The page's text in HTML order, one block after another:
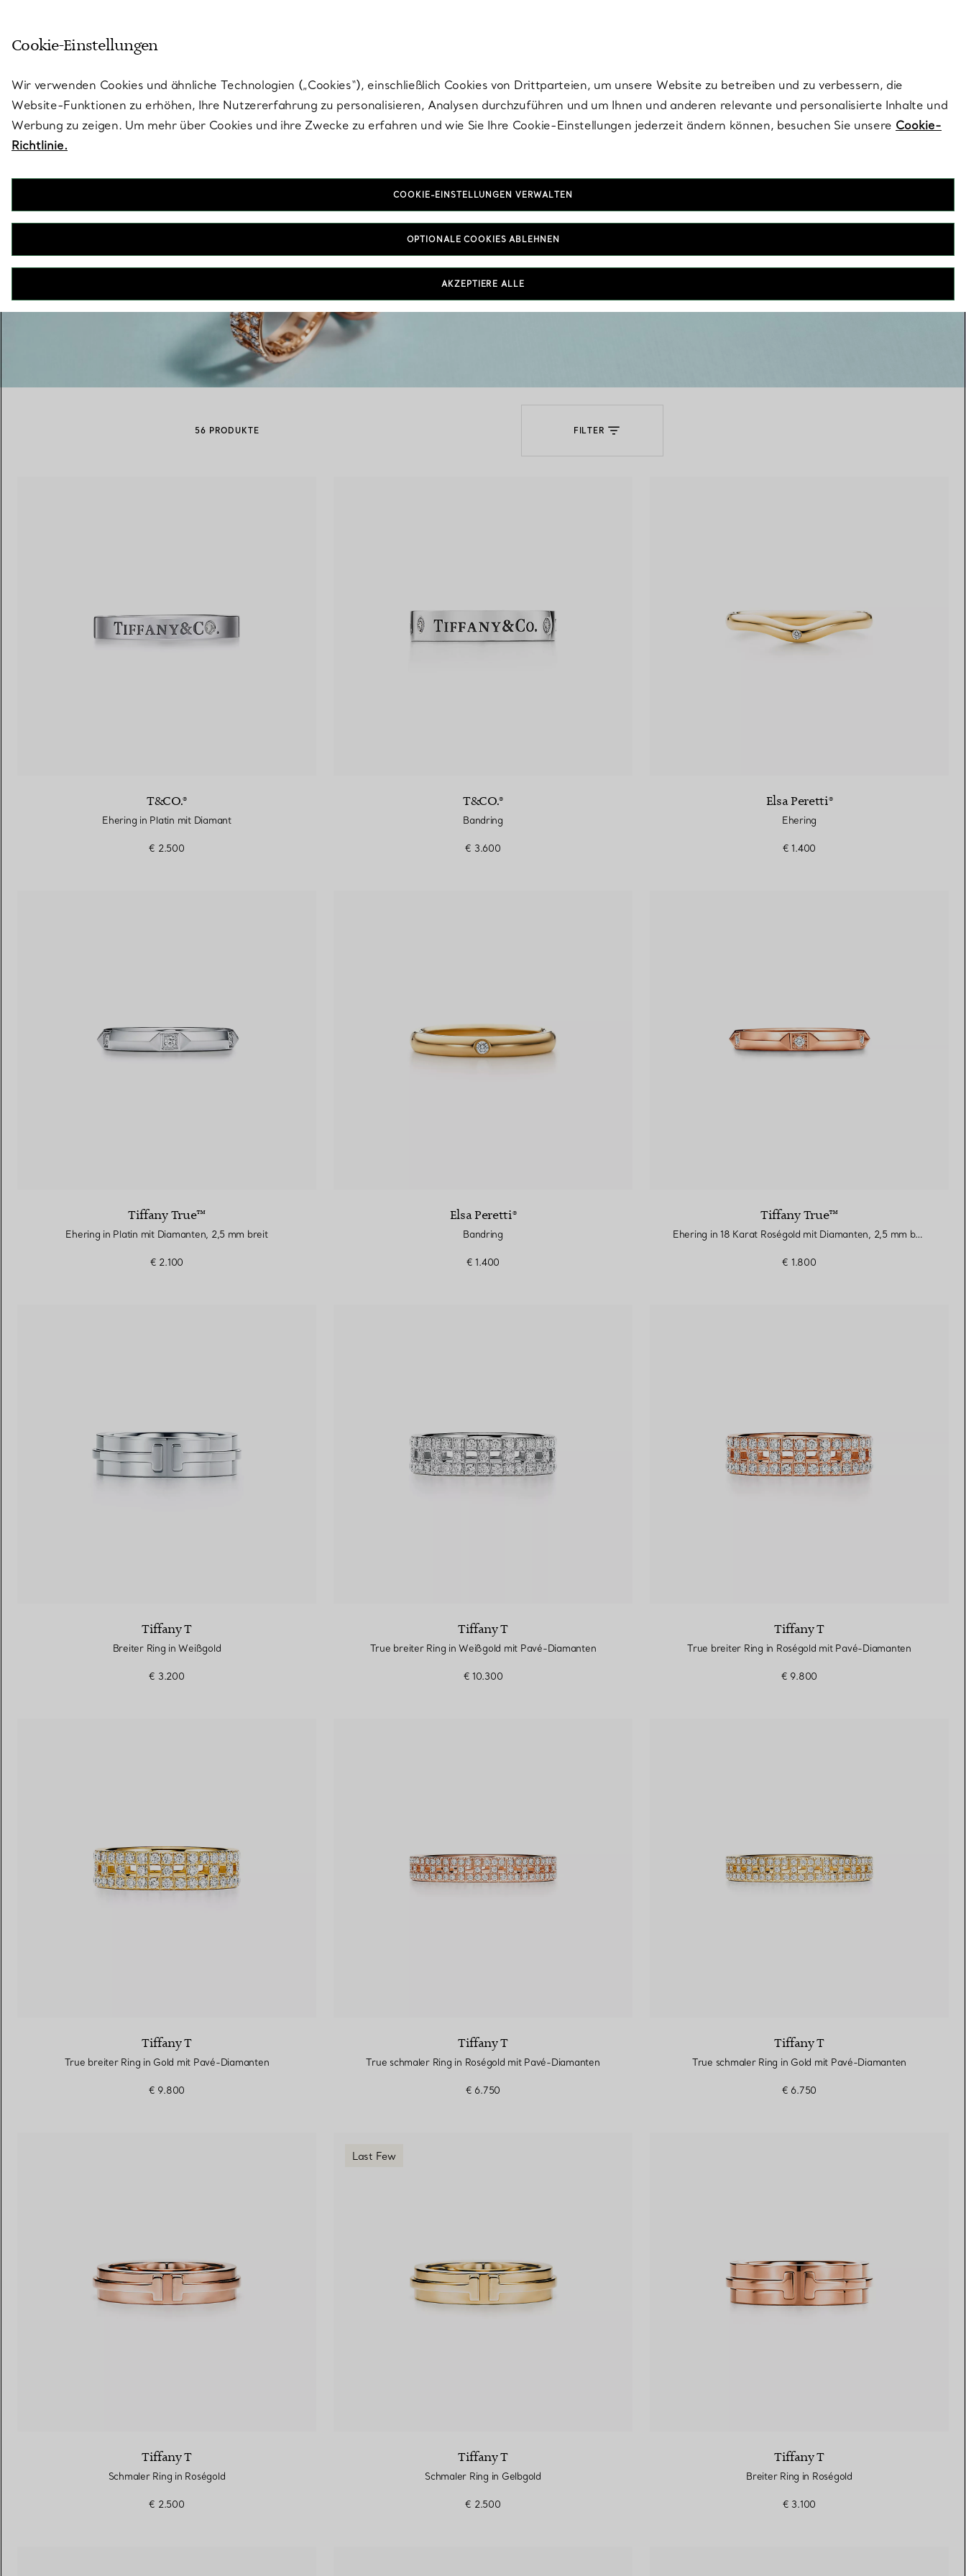
Eheringe für Herren
Eheringe für Ihn
Unsere Eheringe für Herren, wahre Symbole für dauerhafte Partnerschaft und
Verbundenheit, gibt es in klassischen und modernen Designs. Alle Tiffany
56 PRODUKTE FILTER
T&CO.®
Ehering in Platin mit Diamant
€ 2.500
T&CO.®
Bandring
€ 3.600
Elsa Peretti®
Ehering
€ 1.400
Tiffany True™
Ehering in Platin mit Diamanten, 2,5 mm breit
€ 2.100
Elsa Peretti®
Bandring
€ 1.400
Tiffany True™
Ehering in 18 Karat Roségold mit Diamanten, 2,5 mm breit
€ 1.800
Tiffany T
Breiter Ring in Weißgold
€ 3.200
Tiffany T
True breiter Ring in Weißgold mit Pavé-Diamanten
€ 10.300
Tiffany T
True breiter Ring in Roségold mit Pavé-Diamanten
€ 9.800
Tiffany T
True breiter Ring in Gold mit Pavé-Diamanten
€ 9.800
Tiffany T
True schmaler Ring in Roségold mit Pavé-Diamanten
€ 6.750
Tiffany T
True schmaler Ring in Gold mit Pavé-Diamanten
€ 6.750
Tiffany T
Schmaler Ring in Roségold
€ 2.500
Last Few
Tiffany T
Schmaler Ring in Gelbgold
€ 2.500
Tiffany T
Breiter Ring in Roségold
€ 3.100
Cookie-Einstellungen
Wir verwenden Cookies und ähnliche Technologien („Cookies“), einschließlich Cookies von Drittparteien, um unsere Website zu betreiben und zu verbessern, die
Website-Funktionen zu erhöhen, Ihre Nutzererfahrung zu personalisieren, Analysen durchzuführen und um Ihnen und anderen relevante und personalisierte Inhalte und
Werbung zu zeigen. Um mehr über Cookies und ihre Zwecke zu erfahren und wie Sie Ihre Cookie-Einstellungen jederzeit ändern können, besuchen Sie unsere Cookie-
Richtlinie.
COOKIE-EINSTELLUNGEN VERWALTEN
OPTIONALE COOKIES ABLEHNEN
AKZEPTIERE ALLE